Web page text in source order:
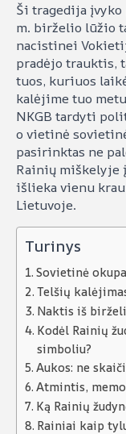
Ši tragedija įvyko
m. birželio lūžio
nacistinei
pradėjo trauktis,
tuos, kuriuos
kalėjime tuo
NKGB tardyti
o vietinė
pasirinktas ne
Rainių miškelyje
išlieka vienu
Lietuvoje.
Turinys
Sovietinė
Telšių
Naktis iš
Kodėl Rainių
simboliu?
Aukos: ne
Atmintis,
Ką Rainių
Rainiai kaip